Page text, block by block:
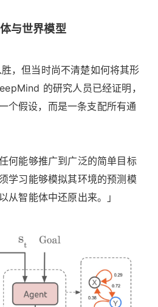
与世界模型
，但当时尚不清楚如何将其形
的研究人员已经证明，
个假设，而是一条支配所有通
何能够推广到广泛的简单目标
学习能够模拟其环境的预测模
从智能体中还原出来。」